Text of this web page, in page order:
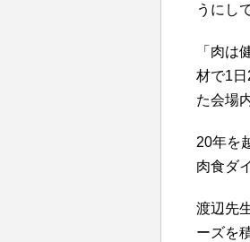
うにし
「肉は
材で1
た会場
20年を
肉食ダ
渡辺先
ーズを